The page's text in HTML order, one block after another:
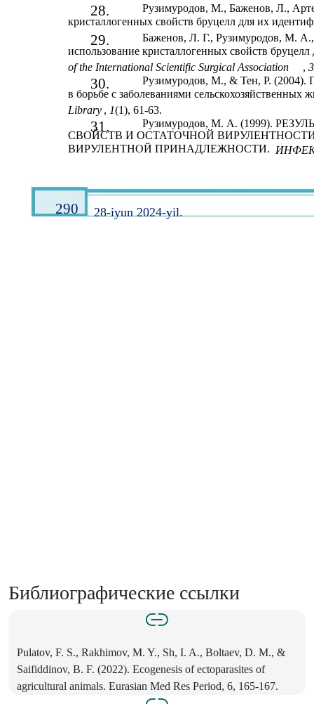
290 28-iyun 2024-yil.
28.
Рузимуродов, М., Баженов, Л.,
кристаллогенных свойств бруцелл для их
29.
Баженов, Л. Г., Рузимуродов, М.
использование кристаллогенных свойств
of the International Scientific Surgical Association
, 3
30.
Рузимуродов, М., & Тен, Р. (2004).
в борьбе с заболеваниями
Library , 1(1), 61-63.
31.
Рузимуродов, М. А. (1999).
СВОЙСТВ И ОСТАТОЧНОЙ
ВИРУЛЕНТНОЙ ПРИНАДЛЕЖНОСТИ.
Библиографические ссылки
Pulatov, F. S., Rakhimov, M. Y., Sh, I. A., Boltaev, D. M., &
Saifiddinov, B. F. (2022). Ecogenesis of ectoparasites of
agricultural animals. Eurasian Med Res Period, 6, 165-167.